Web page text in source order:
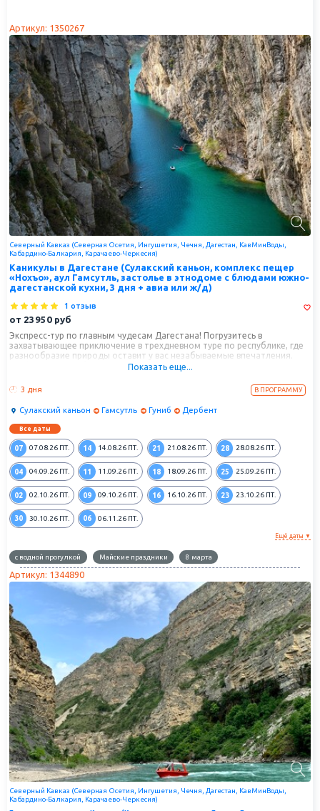
Артикул: 1350267
Северный Кавказ (Северная Осетия, Ингушетия, Чечня, Дагестан, КавМинВоды,
Кабардино-Балкария, Карачаево-Черкесия)
Каникулы в Дагестане (Сулакский каньон, комплекс пещер
«Нохъо», аул Гамсутль, застолье в этнодоме с блюдами южно-
дагестанской кухни, 3 дня + авиа или ж/д)
1 отзыв
от 23950 руб
Экспресс-тур по главным чудесам Дагестана! Погрузитесь в
захватывающее приключение в трехдневном туре по республике, где
разнообразие природы оставит у вас незабываемые впечатления.
Пройдемся по заброшенному аулу, оживим историю и почувствуем
катере.
Показать еще...
3 дня В ПРОГРАММУ
Сулакский каньон Гамсутль Гуниб Дербент
Все даты
07 07.08.26 ПТ. 14 14.08.26 ПТ. 21 21.08.26 ПТ. 28 28.08.26 ПТ.
04 04.09.26 ПТ. 11 11.09.26 ПТ. 18 18.09.26 ПТ. 25 25.09.26 ПТ.
02 02.10.26 ПТ. 09 09.10.26 ПТ. 16 16.10.26 ПТ. 23 23.10.26 ПТ.
30 30.10.26 ПТ. 06 06.11.26 ПТ.
Ещё даты ▼
с водной прогулкой Майские праздники 8 марта
Артикул: 1344890
Северный Кавказ (Северная Осетия, Ингушетия, Чечня, Дагестан, КавМинВоды,
Кабардино-Балкария, Карачаево-Черкесия)